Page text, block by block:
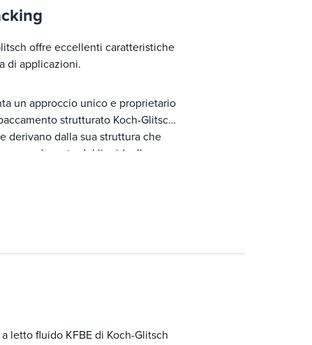
offre eccellenti caratteristiche
di applicazioni.
un approccio unico e proprietario
strutturato Koch-Glitsch
derivano dalla sua struttura che
da parte del liquido. Il
letto fluido KFBE di Koch-Glitsch